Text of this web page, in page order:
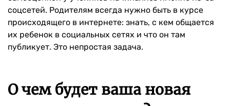
соцсетей. Родителям всегда нужно быть в курсе
происходящего в интернете: знать, с кем общается
их ребенок в социальных сетях и что он там
публикует. Это непростая задача.
О чем будет ваша новая